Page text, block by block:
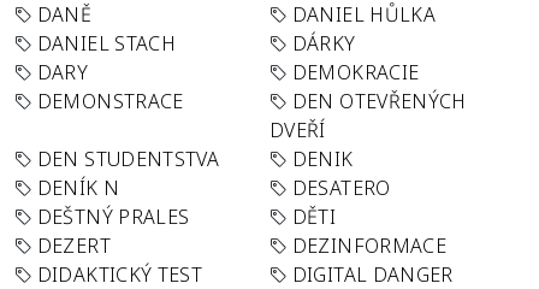
DANĚ
DANIEL HŮLKA
DANIEL STACH
DÁRKY
DARY
DEMOKRACIE
DEMONSTRACE
DEN OTEVŘENÝCH
DVEŘÍ
DEN STUDENTSTVA
DENIK
DENÍK N
DESATERO
DEŠTNÝ PRALES
DĚTI
DEZERT
DEZINFORMACE
DIDAKTICKÝ TEST
DIGITAL DANGER